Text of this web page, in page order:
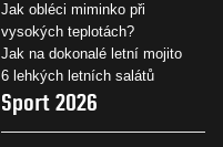
Jak obléci miminko při
vysokých teplotách?
Jak na dokonalé letní mojito
6 lehkých letních salátů
Sport 2026